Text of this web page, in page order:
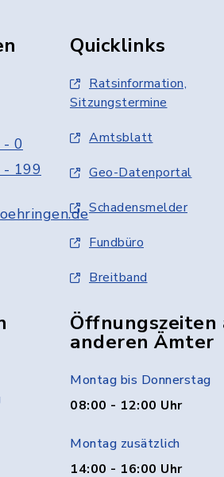
0
199
Quicklinks
Ratsinformation,
Sitzungstermine
Amtsblatt
Geo-Datenportal
Schadensmelder
Fundbüro
Breitband
anderen Ämter
Montag bis Donnerstag
08:00 - 12:00 Uhr
Montag zusätzlich
14:00 - 16:00 Uhr